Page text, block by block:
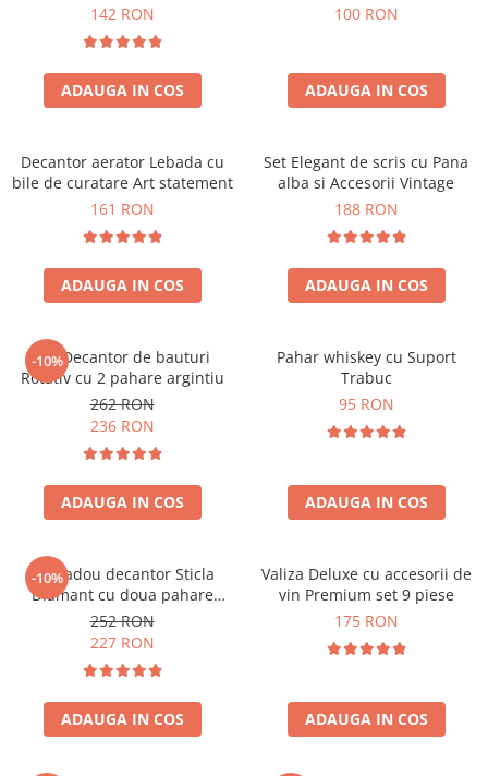
Cadouri Nunta si Cununie civila
142 RON
ADAUGA IN COS
100 RON
ADAUGA IN COS
Decantor aerator Lebada cu
bile de curatare Art statement
161 RON
ADAUGA IN COS
Set Elegant de scris cu Pana
alba si Accesorii Vintage
188 RON
ADAUGA IN COS
-10%
Set Decantor de bauturi
Rotativ cu 2 pahare argintiu
262 RON
236 RON
ADAUGA IN COS
Pahar whiskey cu Suport
Trabuc
95 RON
ADAUGA IN COS
-10%
Set cadou decantor Sticla
Diamant cu doua pahare
Deluxe
252 RON
227 RON
ADAUGA IN COS
Valiza Deluxe cu accesorii de
vin Premium set 9 piese
175 RON
ADAUGA IN COS